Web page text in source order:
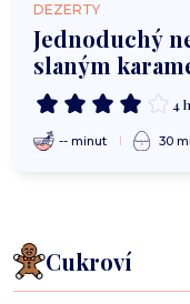
DEZERTY
Jednoduchý
slaným
4
-- minut 30
Cukroví